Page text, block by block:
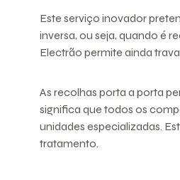
Este serviço inovador
inversa, ou seja, quando é
Electrão permite ainda
As recolhas porta a porta
significa que todos os
unidades especializadas.
tratamento.